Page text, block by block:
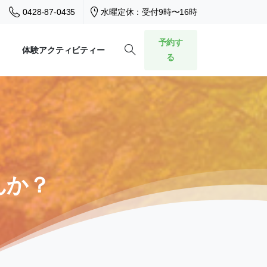
0428-87-0435 水曜定休：受付9時〜16時
体験アクティビティー
予約す
る
か？